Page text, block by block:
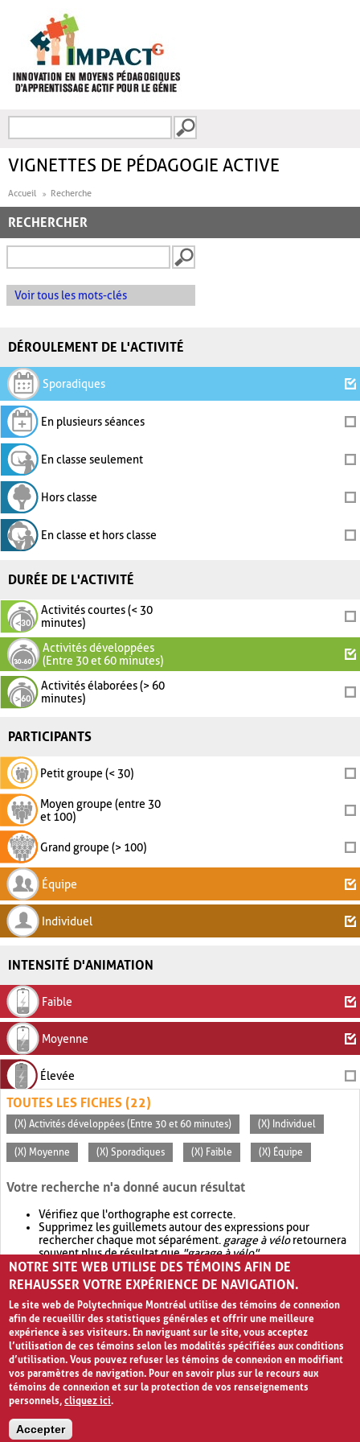
FORMULAIRE DE
VIGNETTES DE PÉDAGOGIE ACTIVE
Accueil Recherche
RECHERCHER
Voir tous les mots-clés
DÉROULEMENT DE L'ACTIVITÉ
Sporadiques
En plusieurs séances
En classe seulement
Hors classe
En classe et hors classe
DURÉE DE L'ACTIVITÉ
Activités courtes (< 30
minutes)
Activités développées
(Entre 30 et 60 minutes)
Activités élaborées (> 60
minutes)
PARTICIPANTS
Petit groupe (< 30)
Moyen groupe (entre 30
et 100)
Grand groupe (> 100)
Équipe
Individuel
INTENSITÉ D'ANIMATION
Faible
Moyenne
Élevée
TOUTES LES FICHES (22)
(X) Activités développées (Entre 30 et 60 minutes) (X) Individuel
(X) Moyenne (X) Sporadiques (X) Faible (X) Équipe
Votre recherche n'a donné aucun résultat
Vérifiez que l'orthographe est correcte.
Supprimez les guillemets autour des expressions pour
rechercher chaque mot séparément. garage à véloretournera
souvent plus de résultat que"garage à vélo".
Envisagez d'élargir votre recherche avec OR.garage OR vélo
retournera souvent plus de résultat quegarage à vélo
NOTRE SITE WEB UTILISE DES TÉMOINS AFIN DE
REHAUSSER VOTRE EXPÉRIENCE DE NAVIGATION.
Le site web de Polytechnique Montréal utilise des témoins de connexion
afin de recueillir des statistiques générales et offrir une meilleure
expérience à ses visiteurs. En naviguant sur le site, vous acceptez
l’utilisation de ces témoins selon les modalités spécifiées aux conditions
d’utilisation. Vous pouvez refuser les témoins de connexion en modifiant
vos paramètres de navigation. Pour en savoir plus sur le recours aux
témoins de connexion et sur la protection de vos renseignements
personnels,cliquez ici.
Accepter